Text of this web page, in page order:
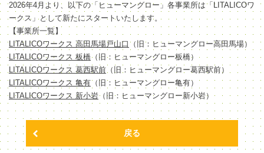
2026年4月より、以下の「ヒューマングロー」各事業所は「LITALICOワ
ークス」として新たにスタートいたします。
【事業所一覧】
LITALICOワークス 高田馬場戸山口 （旧：ヒューマングロー高田馬場）
LITALICOワークス 板橋（旧：ヒューマングロー板橋）
LITALICOワークス 葛西駅前 （旧：ヒューマングロー葛西駅前）
LITALICOワークス 亀有（旧：ヒューマングロー亀有）
LITALICOワークス 新小岩（旧：ヒューマングロー新小岩）
戻る